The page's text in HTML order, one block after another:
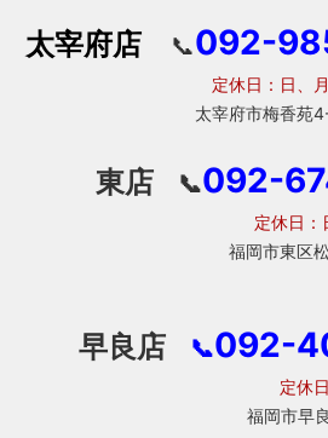
太宰府店 📞092-
定休日：日、月
太宰府市梅香苑4-
東店 📞092-
定休日：日、
福岡市東区松香
早良店 📞092-
定休日：日
福岡市早良区野